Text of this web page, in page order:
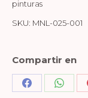
UPON
A
cantidad
pinturas
SKU: MNL-025-001
Compartir en
Share Share